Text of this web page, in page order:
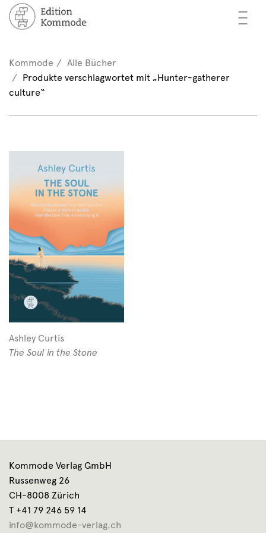
—
—
—
/ Registrieren
(0)
EN
Kommode
Alle Bücher
Produkte verschlagwortet mit „Hunter-gatherer
culture“
Ashley Curtis
The Soul in the Stone
Kommode Verlag GmbH
Russenweg 26
CH-8008 Zürich
T +41 79 246 59 14
info@kommode-verlag.ch